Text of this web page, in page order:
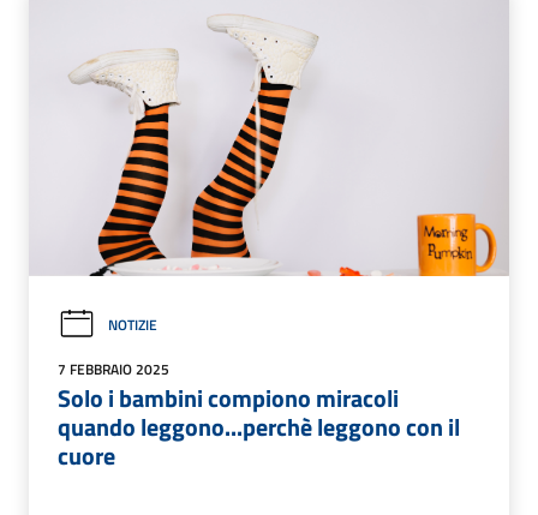
NOTIZIE
7 FEBBRAIO 2025
Solo i bambini compiono miracoli
quando leggono...perchè leggono con il
cuore